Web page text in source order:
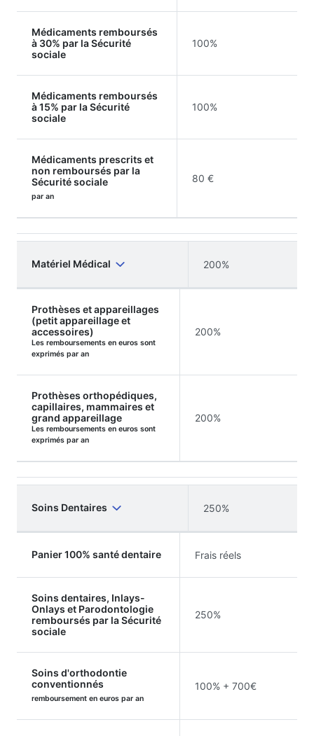
Médicaments remboursés
à 30% par la Sécurité
sociale
100%
Médicaments remboursés
à 15% par la Sécurité
sociale
100%
Médicaments prescrits et
non remboursés par la
Sécurité sociale
par an
80 €
Matériel Médical 200%
Prothèses et appareillages
(petit appareillage et
accessoires)
Les remboursements en euros sont
exprimés par an
200%
Prothèses orthopédiques,
capillaires, mammaires et
grand appareillage
Les remboursements en euros sont
exprimés par an
200%
Soins Dentaires 250%
Panier 100% santé dentaire Frais réels
Soins dentaires, Inlays-
Onlays et Parodontologie
remboursés par la Sécurité
sociale
250%
Soins d'orthodontie
conventionnés
remboursement en euros par an
100% + 700€